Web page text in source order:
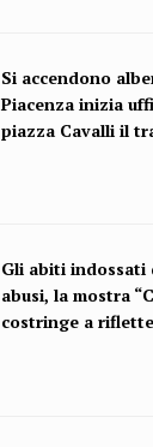
Si accendono
Piacenza inizia
piazza Cavalli il
Gli abiti indossati
abusi, la mostra
costringe a